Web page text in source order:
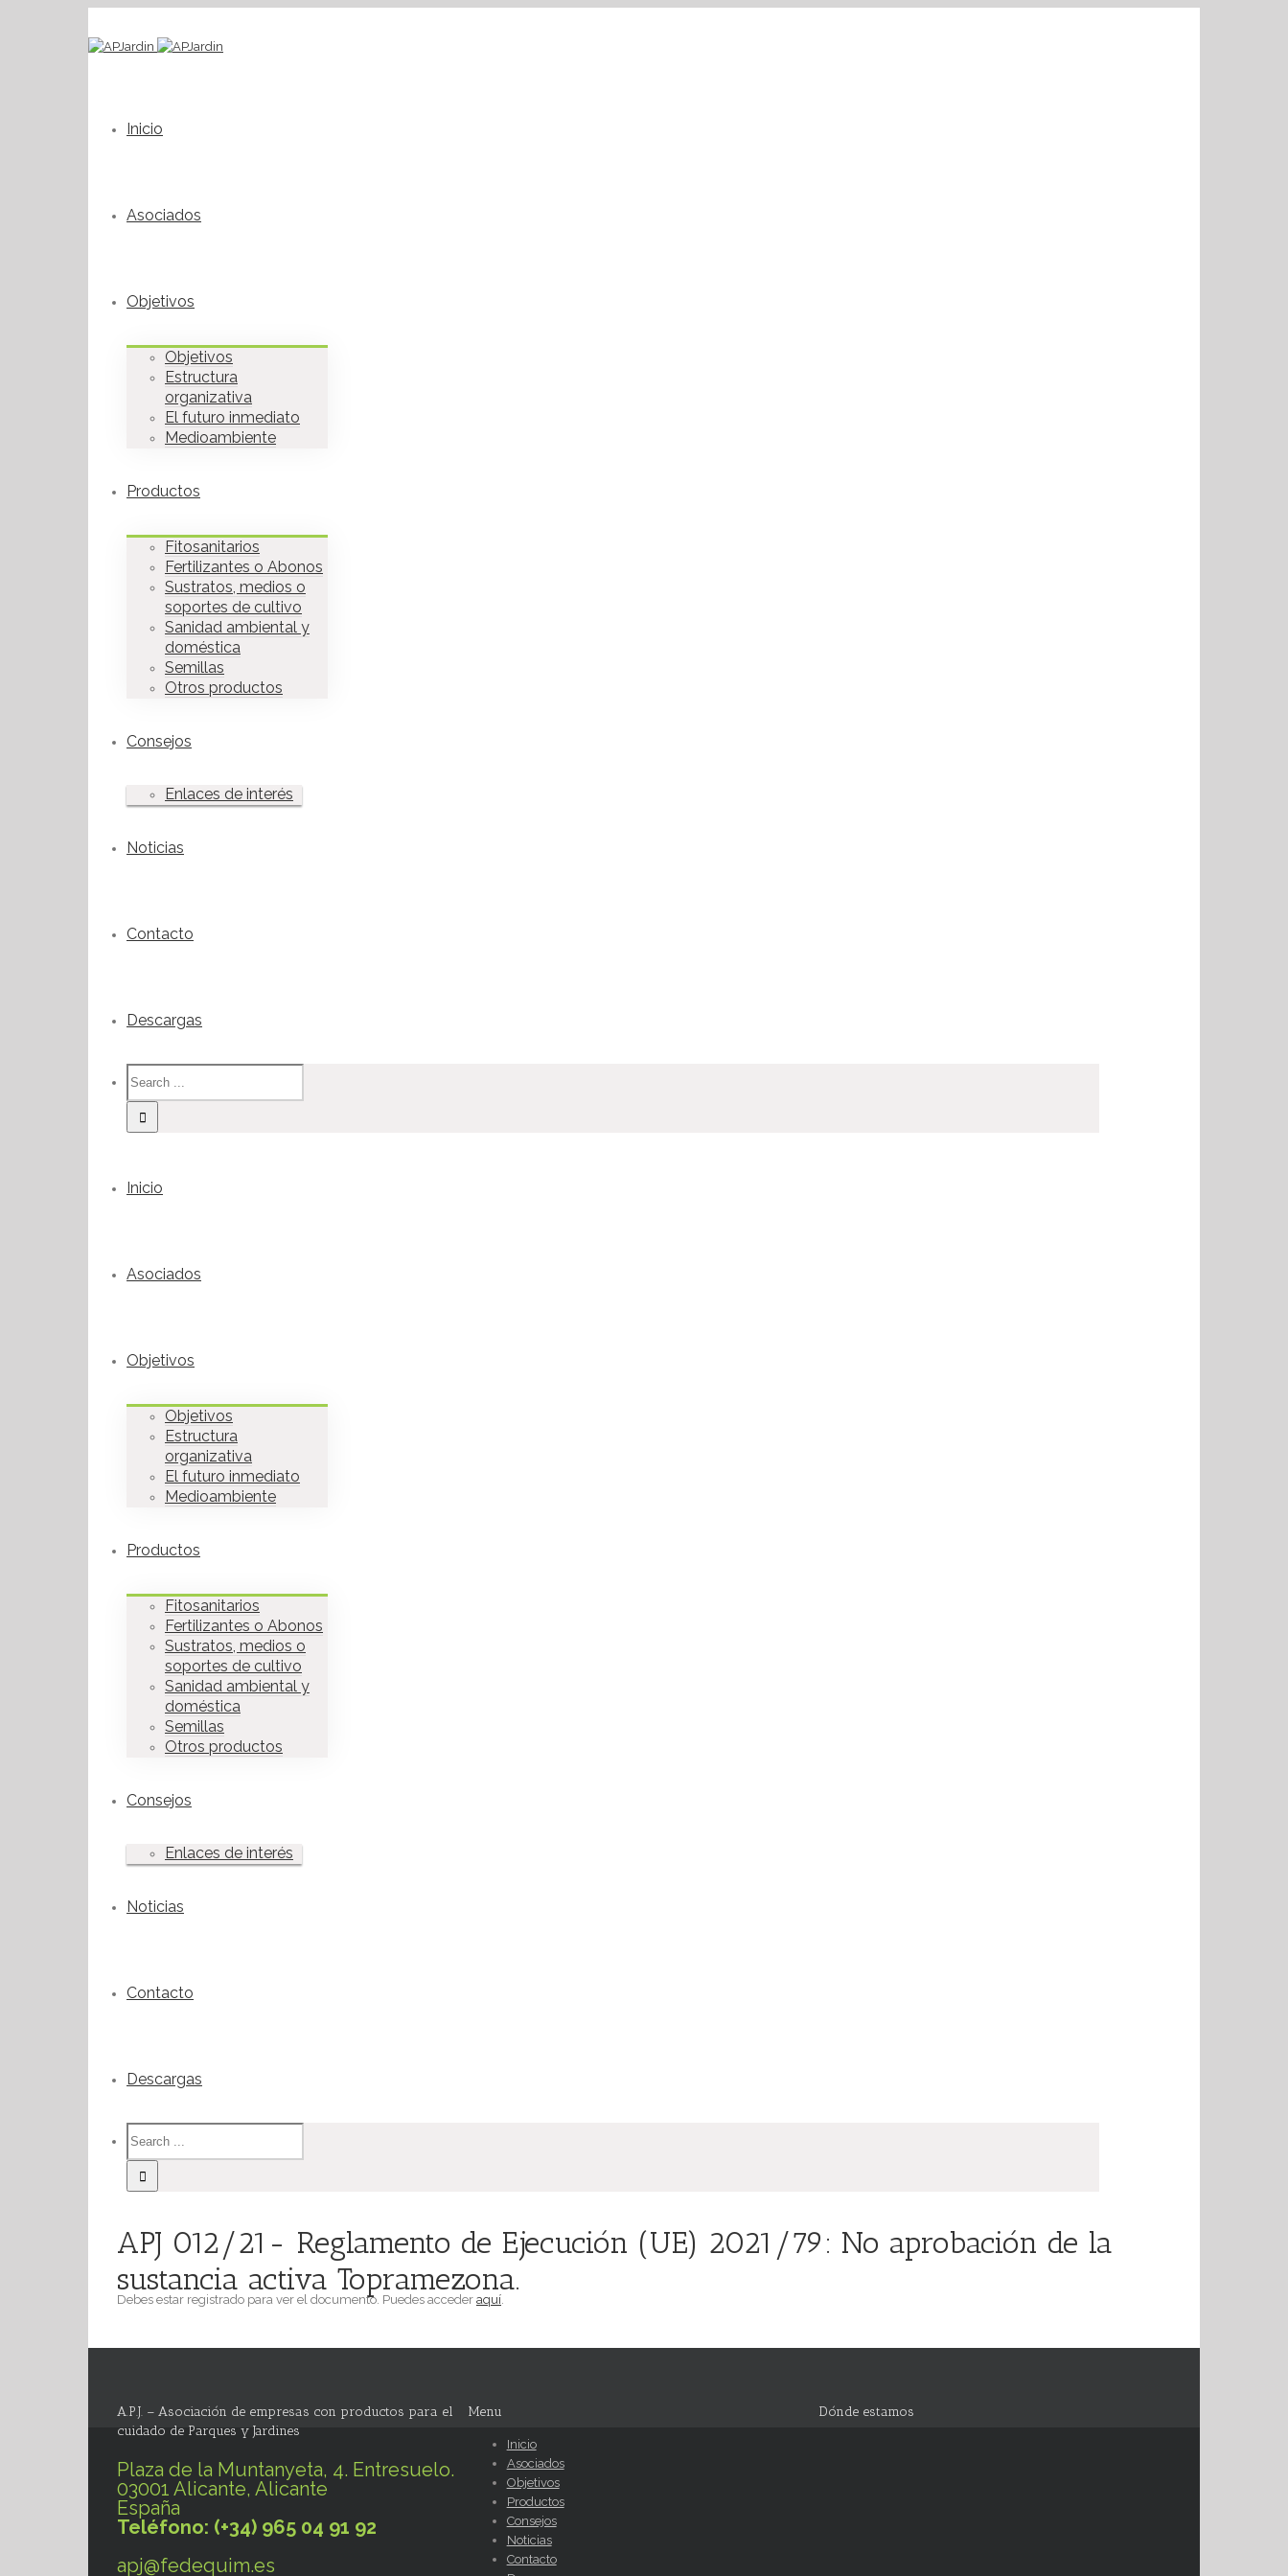
Inicio
Asociados
Objetivos
Objetivos
Estructura
organizativa
El futuro inmediato
Medioambiente
Productos
Fitosanitarios
Fertilizantes o Abonos
Sustratos, medios o
soportes de cultivo
Sanidad ambiental y
doméstica
Semillas
Otros productos
Consejos
Enlaces de interés
Noticias
Contacto
Descargas
Inicio
Asociados
Objetivos
Objetivos
Estructura
organizativa
El futuro inmediato
Medioambiente
Productos
Fitosanitarios
Fertilizantes o Abonos
Sustratos, medios o
soportes de cultivo
Sanidad ambiental y
doméstica
Semillas
Otros productos
Consejos
Enlaces de interés
Noticias
Contacto
Descargas
APJ 012/21- Reglamento de Ejecución (UE) 2021/79: No aprobación de la
sustancia activa Topramezona.
Debes estar registrado para ver el documento. Puedes acceder aquí.
A.P.J. – Asociación de empresas con productos para el
cuidado de Parques y Jardines
Plaza de la Muntanyeta, 4. Entresuelo.
03001 Alicante, Alicante
España
Teléfono: (+34) 965 04 91 92
apj@fedequim.es
Menu
Inicio
Asociados
Objetivos
Productos
Consejos
Noticias
Contacto
Dónde estamos